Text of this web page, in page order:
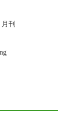
月刊